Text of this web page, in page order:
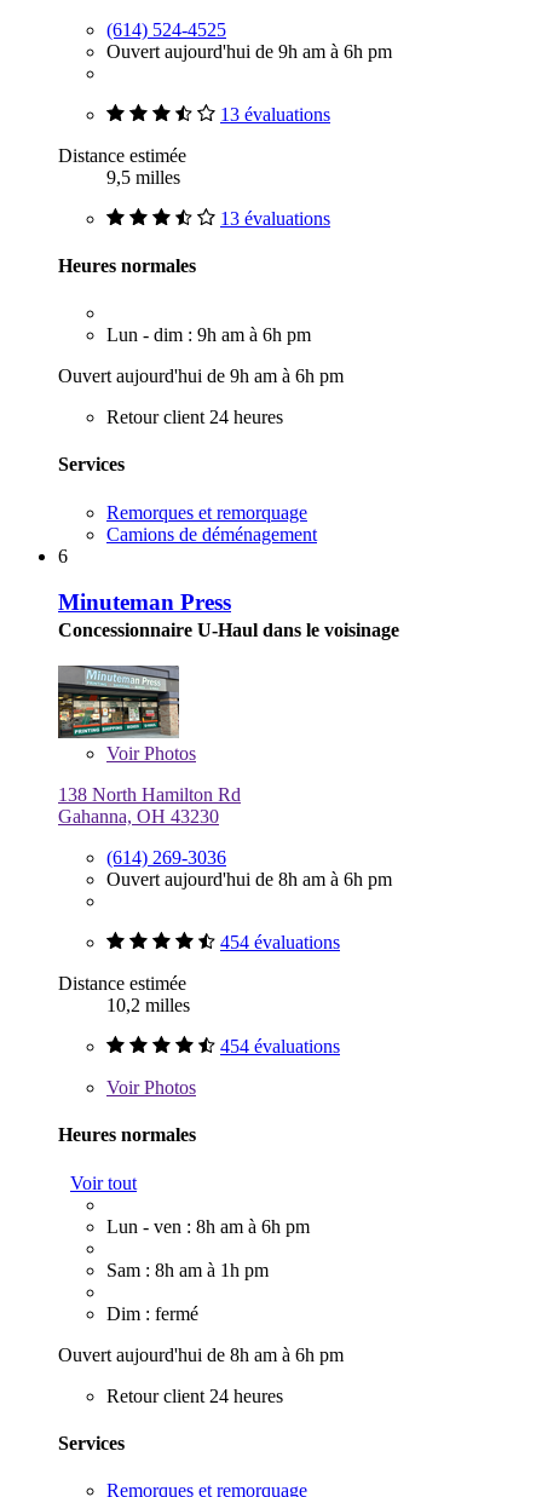
(614) 524-4525
Ouvert aujourd'hui de 9h am à 6h pm
13 évaluations
Distance estimée
9,5 milles
13 évaluations
Heures normales
Lun - dim : 9h am à 6h pm
Ouvert aujourd'hui de 9h am à 6h pm
Retour client 24 heures
Services
Remorques et remorquage
Camions de déménagement
6
Minuteman Press
Concessionnaire U-Haul dans le voisinage
VoirPhotos
138 North Hamilton Rd
Gahanna, OH 43230
(614) 269-3036
Ouvert aujourd'hui de 8h am à 6h pm
454 évaluations
Distance estimée
10,2 milles
454 évaluations
VoirPhotos
Heures normales
Voir tout
Lun - ven : 8h am à 6h pm
Sam : 8h am à 1h pm
Dim : fermé
Ouvert aujourd'hui de 8h am à 6h pm
Retour client 24 heures
Services
Remorques et remorquage